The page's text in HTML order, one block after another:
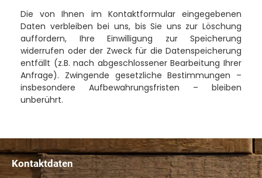
Die von Ihnen im Kontaktformular eingegebenen
Daten verbleiben bei uns, bis Sie uns zur Löschung
auffordern, Ihre Einwilligung zur Speicherung
widerrufen oder der Zweck für die Datenspeicherung
entfällt (z.B. nach abgeschlossener Bearbeitung Ihrer
Anfrage). Zwingende gesetzliche Bestimmungen –
insbesondere Aufbewahrungsfristen – bleiben
unberührt.
Kontaktdaten